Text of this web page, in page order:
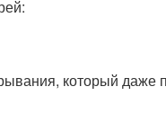
который даже